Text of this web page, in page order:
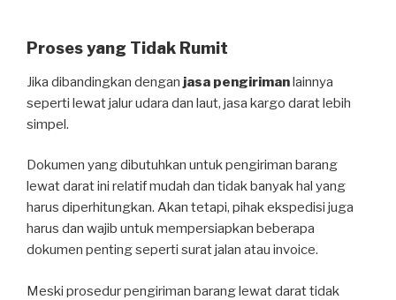
Proses yang Tidak Rumit
Jika dibandingkan dengan jasa pengirimanlainnya
seperti lewat jalur udara dan laut, jasa kargo darat lebih
simpel.
Dokumen yang dibutuhkan untuk pengiriman barang
lewat darat ini relatif mudah dan tidak banyak hal yang
harus diperhitungkan. Akan tetapi, pihak ekspedisi juga
harus dan wajib untuk mempersiapkan beberapa
dokumen penting seperti surat jalan atau invoice.
Meski prosedur pengiriman barang lewat darat tidak